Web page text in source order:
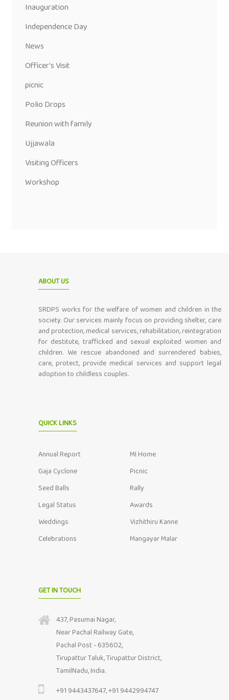
Inauguration
Independence Day
News
Officer's Visit
picnic
Polio Drops
Reunion with family
Ujjawala
Visiting Officers
Workshop
ABOUT US
SRDPS works for the welfare of women and children in the
society. Our services mainly focus on providing shelter, care
and protection, medical services, rehabilitation, reintegration
for destitute, trafficked and sexual exploited women and
children. We rescue abandoned and surrendered babies,
care, protect, provide medical services and support legal
adoption to childless couples.
QUICK LINKS
Annual Report
MI Home
Gaja Cyclone
Picnic
Seed Balls
Rally
Legal Status
Awards
Weddings
Vizhithiru Kanne
Celebrations
Mangayar Malar
GET IN TOUCH
437, Pasumai Nagar,
Near Pachal Railway Gate,
Pachal Post - 635602,
Tirupattur Taluk, Tirupattur District,
TamilNadu, India.
+91 9443437647, +91 9442994747